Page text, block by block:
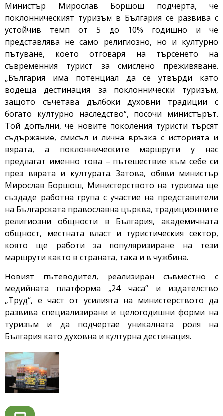
Министър Мирослав Боршош подчерта, че
поклонническият туризъм в България се развива с
устойчив темп от 5 до 10% годишно и че
представлява не само религиозно, но и културно
пътуване, което отговаря на търсенето на
съвременния турист за смислено преживяване.
„България има потенциал да се утвърди като
водеща дестинация за поклоннически туризъм,
защото съчетава дълбоки духовни традиции с
богато културно наследство“, посочи министърът.
Той допълни, че новите поколения туристи търсят
съдържание, смисъл и лична връзка с историята и
вярата, а поклонническите маршрути у нас
предлагат именно това – пътешествие към себе си
през вярата и културата. Затова, обяви министър
Мирослав Боршош, Министерството на туризма ще
създаде работна група с участие на представители
на Българската православна църква, традиционните
религиозни общности в България, академичната
общност, местната власт и туристическия сектор,
която ще работи за популяризиране на тези
маршрути както в страната, така и в чужбина.
Новият пътеводител, реализиран съвместно с
медийната платформа „24 часа“ и издателство
„Труд“, е част от усилията на министерството да
развива специализирани и целогодишни форми на
туризъм и да подчертае уникалната роля на
България като духовна и културна дестинация.